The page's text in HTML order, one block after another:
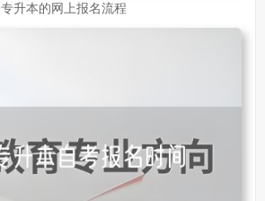
专升本的网上报名流程